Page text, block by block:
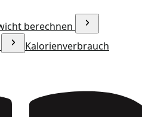
berechnen
Kalorienverbrauch